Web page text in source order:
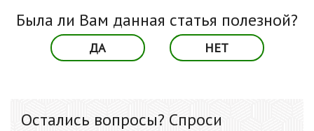
Была ли Вам данная статья полезной?
ДА НЕТ
Остались вопросы? Спроси